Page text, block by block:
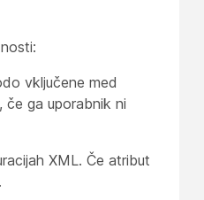
vključene med
ga uporabnik ni
XML. Če atribut